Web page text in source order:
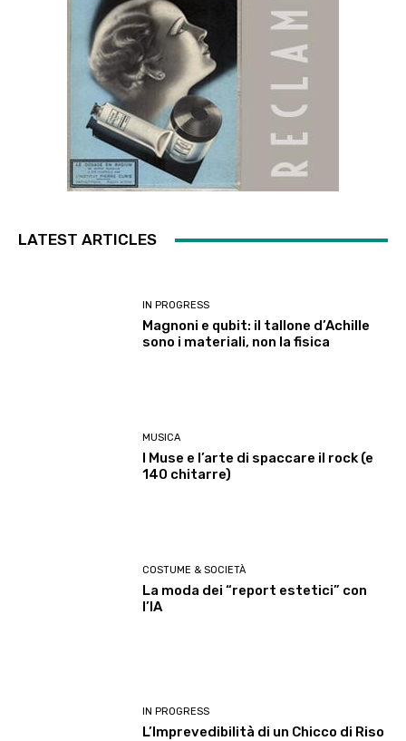
LATEST ARTICLES
IN PROGRESS
Magnoni e qubit: il tallone d’Achille
sono i materiali, non la fisica
MUSICA
I Muse e l’arte di spaccare il rock (e
140 chitarre)
COSTUME & SOCIETÀ
La moda dei “report estetici” con
l’IA
IN PROGRESS
L’Imprevedibilità di un Chicco di Riso